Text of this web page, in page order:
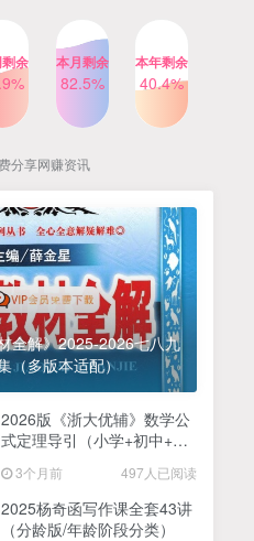
乐乐课堂小学奥数1-6年级
动画课程715集+配套练习册
高清PDF
6个月前 412人已阅读
余 本月剩余
82.5%
本年剩余
40.4%
分享网赚资讯
全解》2025-2026七八九
（多版本适配）
2026版《浙大优辅》数学公
式定理导引（小学+初中+高
3个月前 497人已阅读
2025杨奇函写作课全套43讲
（分龄版/年龄阶段分类）